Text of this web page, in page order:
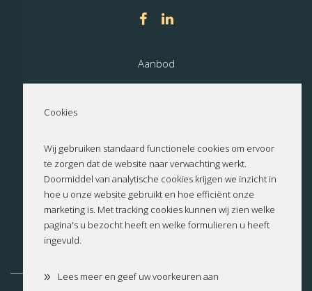
Aanbod
Contact
Privacyverklaring
Cookies
Wij gebruiken standaard functionele cookies om ervoor
te zorgen dat de website naar verwachting werkt.
Doormiddel van analytische cookies krijgen we inzicht in
hoe u onze website gebruikt en hoe efficiënt onze
marketing is. Met tracking cookies kunnen wij zien welke
pagina's u bezocht heeft en welke formulieren u heeft
ingevuld.
» Lees meer en geef uw voorkeuren aan